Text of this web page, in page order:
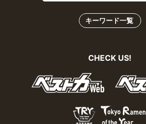
キーワード一覧
CHECK US!